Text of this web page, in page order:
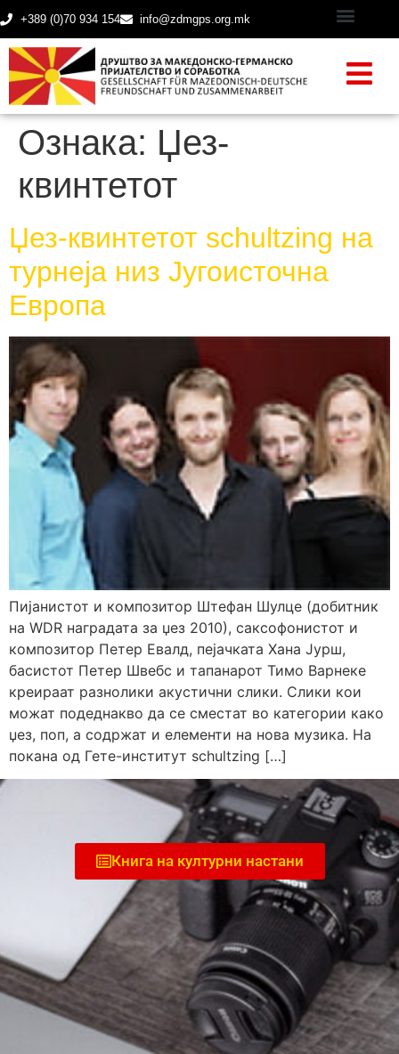
+389 (0)70 934 154 info@zdmgps.org.mk
Ознака: Џез-
квинтетот
Џез-квинтетот schultzing на
турнеjа низ Југоисточна
Европа
Пијанистот и композитор Штефан Шулце (добитник
на WDR наградата за џез 2010), саксофонистот и
композитор Петер Евалд, пејачката Хана Јурш,
басистот Петер Швебс и тапанарот Тимо Варнеке
креираат разнолики акустични слики. Слики кои
можат подеднакво да се сместат во категории како
џез, поп, а содржат и елементи на нова музика. На
покана од Гете-институт schultzing […]
Книга на културни настани